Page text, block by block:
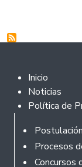
Footer 2
Inicio
Noticias
Política de
Rodapé
Procesos
Concursos